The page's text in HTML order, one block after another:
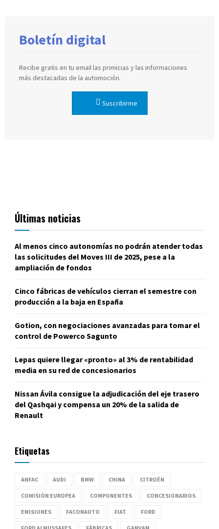
Boletín digital
Recibe gratis en tu email las primicias y las informaciones
más destacadas de la automoción.
Suscribirme
Últimas noticias
Al menos cinco autonomías no podrán atender todas
las solicitudes del Moves III de 2025, pese a la
ampliación de fondos
Cinco fábricas de vehículos cierran el semestre con
producción a la baja en España
Gotion, con negociaciones avanzadas para tomar el
control de Powerco Sagunto
Lepas quiere llegar «pronto» al 3% de rentabilidad
media en su red de concesionarios
Nissan Ávila consigue la adjudicación del eje trasero
del Qashqai y compensa un 20% de la salida de
Renault
Etiquetas
ANFAC AUDI BMW CHINA CITROËN
COMISIÓN EUROPEA COMPONENTES CONCESIONARIOS
EMISIONES FACONAUTO FIAT FORD